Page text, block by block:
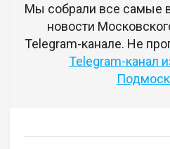
Мы собрали все самые
новости
Telegram-канале. Не
Telegram-канал